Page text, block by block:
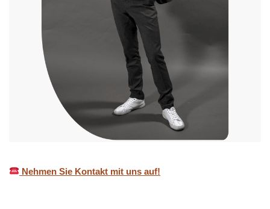
Nehmen Sie Kontakt mit uns auf!